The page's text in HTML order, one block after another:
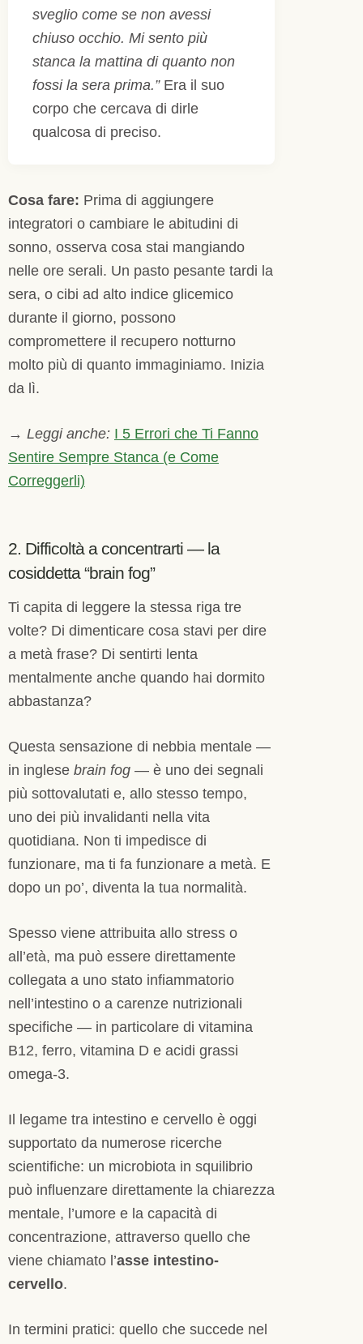
sveglio come se non avessi
chiuso occhio. Mi sento più
stanca la mattina di quanto non
fossi la sera prima.”Era il suo
corpo che cercava di dirle
qualcosa di preciso.
Cosa fare: Prima di aggiungere
integratori o cambiare le abitudini di
sonno, osserva cosa stai mangiando
nelle ore serali. Un pasto pesante tardi la
sera, o cibi ad alto indice glicemico
durante il giorno, possono
compromettere il recupero notturno
molto più di quanto immaginiamo. Inizia
da lì.
→ Leggi anche: I 5 Errori che Ti Fanno
Sentire Sempre Stanca (e Come
Correggerli)
2. Difficoltà a concentrarti — la
cosiddetta “brain fog”
Ti capita di leggere la stessa riga tre
volte? Di dimenticare cosa stavi per dire
a metà frase? Di sentirti lenta
mentalmente anche quando hai dormito
abbastanza?
Questa sensazione di nebbia mentale —
in inglese brain fog — è uno dei segnali
più sottovalutati e, allo stesso tempo,
uno dei più invalidanti nella vita
quotidiana. Non ti impedisce di
funzionare, ma ti fa funzionare a metà. E
dopo un po’, diventa la tua normalità.
Spesso viene attribuita allo stress o
all’età, ma può essere direttamente
collegata a uno stato infiammatorio
nell’intestino o a carenze nutrizionali
specifiche — in particolare di vitamina
B12, ferro, vitamina D e acidi grassi
omega-3.
Il legame tra intestino e cervello è oggi
supportato da numerose ricerche
scientifiche: un microbiota in squilibrio
può influenzare direttamente la chiarezza
mentale, l’umore e la capacità di
concentrazione, attraverso quello che
viene chiamato l’asse intestino-
cervello.
In termini pratici: quello che succede nel